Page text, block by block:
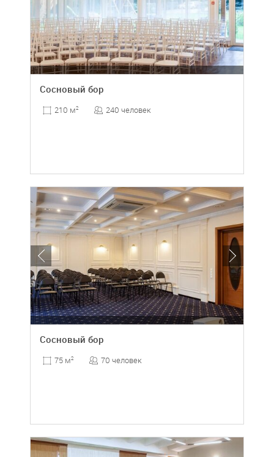
Сосновый бор
210 м2 240 человек
Сосновый бор
75 м2 70 человек